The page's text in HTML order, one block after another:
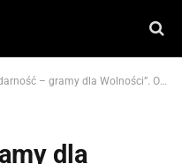
– gramy dla Wolności”. Obchody 45-lecia w Rzeszowie
dla